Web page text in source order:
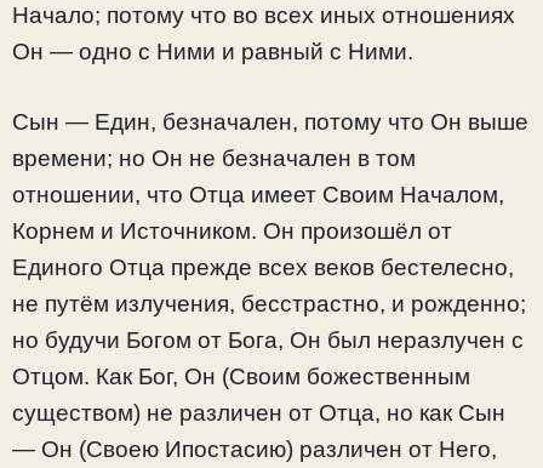
Начало; потому что во всех иных отношениях
Он — одно с Ними и равный с Ними.
Сын — Един, безначален, потому что Он выше
времени; но Он не безначален в том
отношении, что Отца имеет Своим Началом,
Корнем и Источником. Он произошёл от
Единого Отца прежде всех веков бестелесно,
не путём излучения, бесстрастно, и рожденно;
но будучи Богом от Бога, Он был неразлучен с
Отцом. Как Бог, Он (Своим божественным
существом) не различен от Отца, но как Сын
— Он (Своею Ипостасию) различен от Него,